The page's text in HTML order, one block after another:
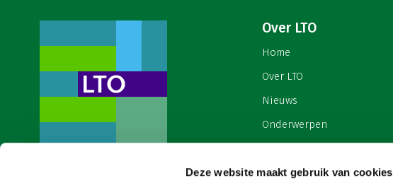
Deze website maakt gebruik van cookies
Over LTO
Home
Over LTO
Nieuws
Onderwerpen
Contact